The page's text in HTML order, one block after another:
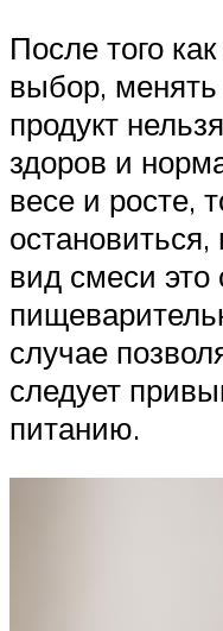
После того
выбор,
продукт
здоров и
весе и росте,
вид смеси это
случае
следует
питанию.